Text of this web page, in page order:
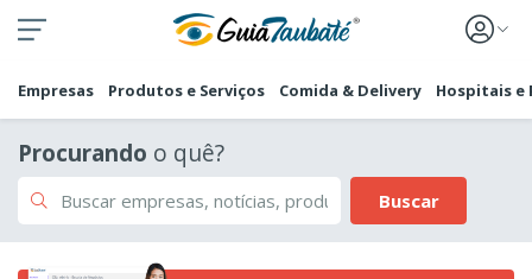
Empresas Produtos e Serviços Comida & Delivery Hospitais e
Procurando o quê?
Buscar